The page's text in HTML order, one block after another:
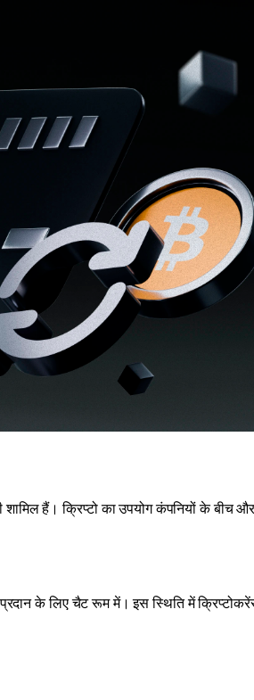
शामिल हैं। क्रिप्टो का उपयोग कंपनियों के बीच
के लिए चैट रूम में। इस स्थिति में